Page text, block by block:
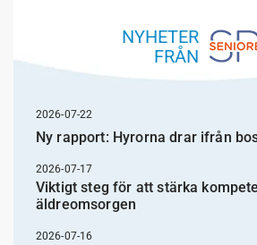
NYHETER
FRÅN
2026-07-22
Ny rapport: Hyrorna drar ifrån
2026-07-17
Viktigt steg för att stärka
äldreomsorgen
2026-07-16